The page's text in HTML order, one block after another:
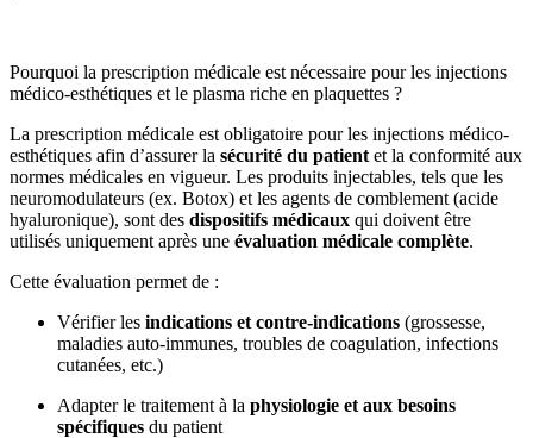
Pourquoi la prescription médicale est nécessaire pour les injections
médico-esthétiques et le plasma riche en plaquettes ?
La prescription médicale est obligatoire pour les injections médico-
esthétiques afin d’assurer la sécurité du patient et la conformité aux
normes médicales en vigueur. Les produits injectables, tels que les
neuromodulateurs (ex. Botox) et les agents de comblement (acide
hyaluronique), sont des dispositifs médicaux qui doivent être
utilisés uniquement après une évaluation médicale complète.
Cette évaluation permet de :
Vérifier les indications et contre-indications (grossesse,
maladies auto-immunes, troubles de coagulation, infections
cutanées, etc.)
Adapter le traitement à la physiologie et aux besoins
spécifiques du patient